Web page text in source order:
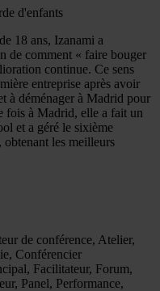
d'enfants
18 ans, Izanami a
de comment « faire bouger
continue. Ce sens
entreprise après avoir
à déménager à Madrid pour
fois à Madrid, elle a fait un
et a géré le sixième
les meilleurs
de conférence, Atelier,
Conférencier
Facilitateur, Forum,
Panel, Performance,